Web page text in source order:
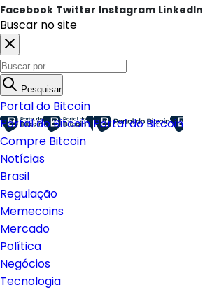
Facebook Twitter Instagram LinkedIn
Buscar no site
Pesquisar
Portal do Bitcoin
Portal do BitcoinPortal do Bitcoin
Compre Bitcoin
Notícias
Brasil
Regulação
Memecoins
Mercado
Política
Negócios
Tecnologia